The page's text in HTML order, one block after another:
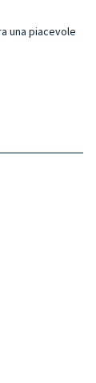
una piacevole